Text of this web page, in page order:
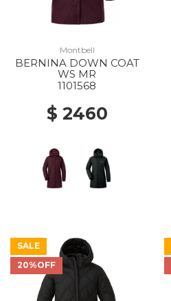
Montbell
BERNINA DOWN COAT
WS MR
1101568
$ 2460
SALE
20%OFF